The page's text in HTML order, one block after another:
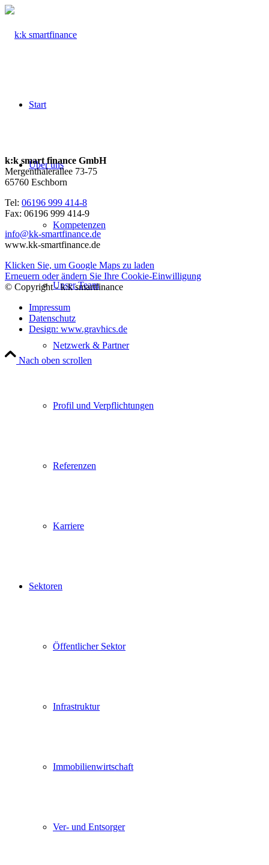
Start
Über uns
Kompetenzen
Unser Team
Netzwerk & Partner
Profil und Verpflichtungen
Referenzen
Karriere
Sektoren
Öffentlicher Sektor
Infrastruktur
Immobilienwirtschaft
Ver- und Entsorger
k:k smart finance GmbH
Mergenthalerallee 73-75
65760 Eschborn
Tel: 06196 999 414-8
Fax: 06196 999 414-9
info@kk-smartfinance.de
www.kk-smartfinance.de
Klicken Sie, um Google Maps zu laden
Erneuern oder ändern Sie Ihre Cookie-Einwilligung
© Copyright - k:k smartfinance
Impressum
Datenschutz
Design: www.gravhics.de
Nach oben scrollen